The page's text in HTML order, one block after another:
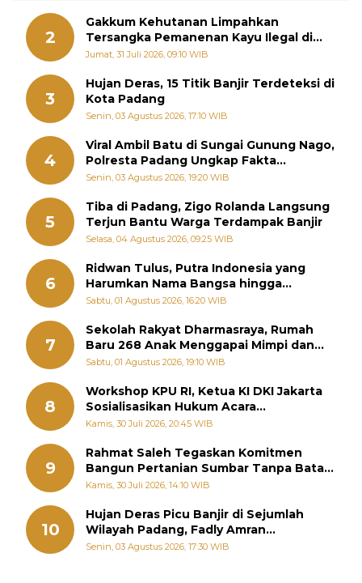
2
Gakkum Kehutanan Limpahkan
Tersangka Pemanenan Kayu Ilegal di
Sariak Bayang ke Kejari Solok
Jumat, 31 Juli 2026, 09:10 WIB
3
Hujan Deras, 15 Titik Banjir Terdeteksi di
Kota Padang
Senin, 03 Agustus 2026, 17:10 WIB
4
Viral Ambil Batu di Sungai Gunung Nago,
Polresta Padang Ungkap Fakta
Sebenarnya
Senin, 03 Agustus 2026, 19:20 WIB
5
Tiba di Padang, Zigo Rolanda Langsung
Terjun Bantu Warga Terdampak Banjir
Selasa, 04 Agustus 2026, 09:25 WIB
6
Ridwan Tulus, Putra Indonesia yang
Harumkan Nama Bangsa hingga
Diabadikan dalam Buku Jepang
Sabtu, 01 Agustus 2026, 16:20 WIB
7
Sekolah Rakyat Dharmasraya, Rumah
Baru 268 Anak Menggapai Mimpi dan
Memutus Rantai Kemiskinan
Sabtu, 01 Agustus 2026, 19:10 WIB
8
Workshop KPU RI, Ketua KI DKI Jakarta
Sosialisasikan Hukum Acara
Penyelesaian Sengketa Informasi Publik
Kamis, 30 Juli 2026, 20:45 WIB
9
Rahmat Saleh Tegaskan Komitmen
Bangun Pertanian Sumbar Tanpa Batas
Wilayah Dapil
Kamis, 30 Juli 2026, 14:10 WIB
10
Hujan Deras Picu Banjir di Sejumlah
Wilayah Padang, Fadly Amran
Perintahkan OPD Siaga
Senin, 03 Agustus 2026, 17:30 WIB